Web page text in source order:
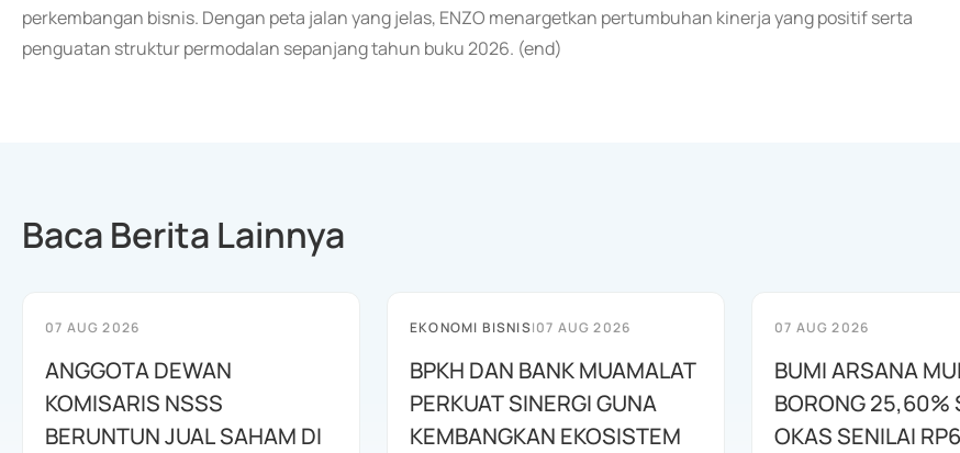
perkembangan bisnis. Dengan peta jalan yang jelas, ENZO menargetkan pertumbuhan kinerja yang positif serta
penguatan struktur permodalan sepanjang tahun buku 2026. (end)
Baca Berita Lainnya
07 AUG 2026
ANGGOTA DEWAN
KOMISARIS NSSS
BERUNTUN JUAL SAHAM DI
EKONOMI BISNIS|07 AUG 2026
BPKH DAN BANK MUAMALAT
PERKUAT SINERGI GUNA
KEMBANGKAN EKOSISTEM
07 AUG 2026
BUMI ARSANA
BORONG 25,60%
OKAS SENILAI